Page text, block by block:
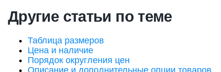
Другие статьи по теме
Таблица размеров
Цена и наличие
Порядок округления цен
Описание и дополнительные опции товаров